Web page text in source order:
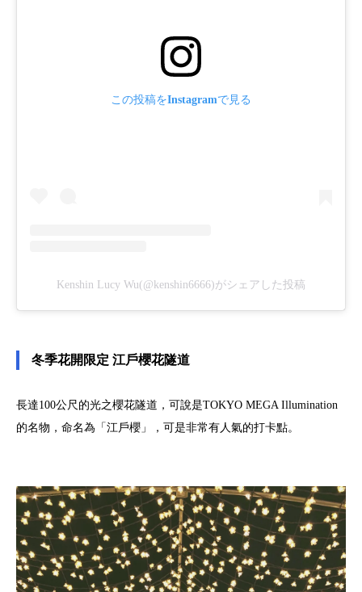
この投稿をInstagramで見る
Kenshin Lucy Wu(@kenshin6666)がシェアした投稿
冬季花開限定 江戶櫻花隧道
長達100公尺的光之櫻花隧道，可說是TOKYO MEGA Illumination
的名物，命名為「江戶櫻」，可是非常有人氣的打卡點。